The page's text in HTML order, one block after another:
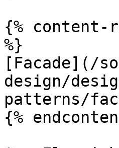
{% content-
%}
[Facade](/
design/
patterns/
{%